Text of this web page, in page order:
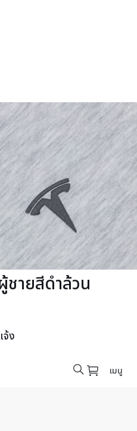
ชายสีดำล้วน
จ้ง
เมนู